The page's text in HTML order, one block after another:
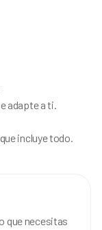
adapte a ti.
incluye todo.
que necesitas